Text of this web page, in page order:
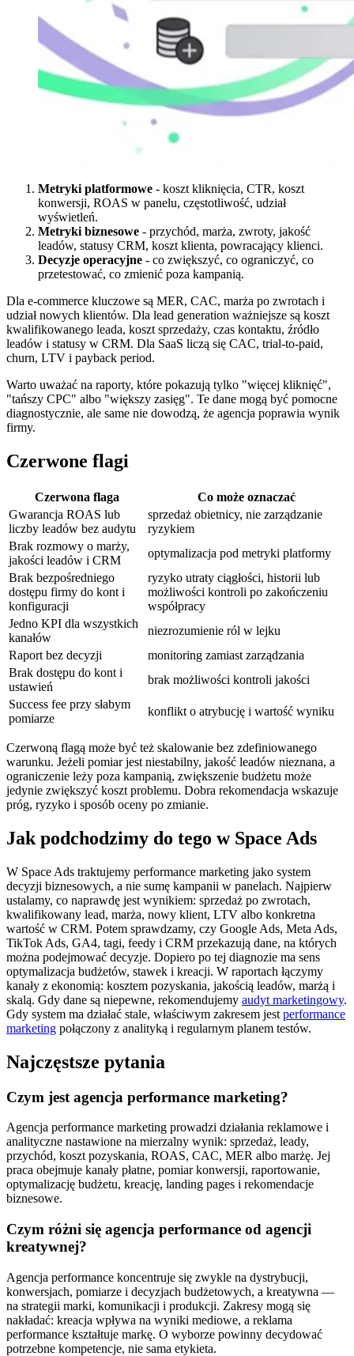
Metryki platformowe - koszt kliknięcia, CTR, koszt
konwersji, ROAS w panelu, częstotliwość, udział
wyświetleń.
Metryki biznesowe - przychód, marża, zwroty, jakość
leadów, statusy CRM, koszt klienta, powracający klienci.
Decyzje operacyjne - co zwiększyć, co ograniczyć, co
przetestować, co zmienić poza kampanią.
Dla e-commerce kluczowe są MER, CAC, marża po zwrotach i
udział nowych klientów. Dla lead generation ważniejsze są koszt
kwalifikowanego leada, koszt sprzedaży, czas kontaktu, źródło
leadów i statusy w CRM. Dla SaaS liczą się CAC, trial-to-paid,
churn, LTV i payback period.
Warto uważać na raporty, które pokazują tylko "więcej kliknięć",
"tańszy CPC" albo "większy zasięg". Te dane mogą być pomocne
diagnostycznie, ale same nie dowodzą, że agencja poprawia wynik
firmy.
Czerwone flagi
Czerwona flaga
Co może oznaczać
Gwarancja ROAS lub
liczby leadów bez audytu
sprzedaż obietnicy, nie zarządzanie
ryzykiem
Brak rozmowy o marży,
jakości leadów i CRM
optymalizacja pod metryki platformy
Brak bezpośredniego
dostępu firmy do kont i
konfiguracji
ryzyko utraty ciągłości, historii lub
możliwości kontroli po zakończeniu
współpracy
Jedno KPI dla wszystkich
kanałów
niezrozumienie ról w lejku
Raport bez decyzji
monitoring zamiast zarządzania
Brak dostępu do kont i
ustawień
brak możliwości kontroli jakości
Success fee przy słabym
pomiarze
konflikt o atrybucję i wartość wyniku
Czerwoną flagą może być też skalowanie bez zdefiniowanego
warunku. Jeżeli pomiar jest niestabilny, jakość leadów nieznana, a
ograniczenie leży poza kampanią, zwiększenie budżetu może
jedynie zwiększyć koszt problemu. Dobra rekomendacja wskazuje
próg, ryzyko i sposób oceny po zmianie.
Jak podchodzimy do tego w Space Ads
W Space Ads traktujemy performance marketing jako system
decyzji biznesowych, a nie sumę kampanii w panelach. Najpierw
ustalamy, co naprawdę jest wynikiem: sprzedaż po zwrotach,
kwalifikowany lead, marża, nowy klient, LTV albo konkretna
wartość w CRM. Potem sprawdzamy, czy Google Ads, Meta Ads,
TikTok Ads, GA4, tagi, feedy i CRM przekazują dane, na których
można podejmować decyzje. Dopiero po tej diagnozie ma sens
optymalizacja budżetów, stawek i kreacji. W raportach łączymy
kanały z ekonomią: kosztem pozyskania, jakością leadów, marżą i
skalą. Gdy dane są niepewne, rekomendujemy audyt marketingowy.
Gdy system ma działać stale, właściwym zakresem jest performance
marketing połączony z analityką i regularnym planem testów.
Najczęstsze pytania
Czym jest agencja performance marketing?
Agencja performance marketing prowadzi działania reklamowe i
analityczne nastawione na mierzalny wynik: sprzedaż, leady,
przychód, koszt pozyskania, ROAS, CAC, MER albo marżę. Jej
praca obejmuje kanały płatne, pomiar konwersji, raportowanie,
optymalizację budżetu, kreację, landing pages i rekomendacje
biznesowe.
Czym różni się agencja performance od agencji
kreatywnej?
Agencja performance koncentruje się zwykle na dystrybucji,
konwersjach, pomiarze i decyzjach budżetowych, a kreatywna —
na strategii marki, komunikacji i produkcji. Zakresy mogą się
nakładać: kreacja wpływa na wyniki mediowe, a reklama
performance kształtuje markę. O wyborze powinny decydować
potrzebne kompetencje, nie sama etykieta.